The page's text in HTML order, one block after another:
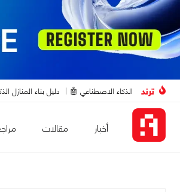
ترند الذكاء الاصطناعي 🤖 دليل بناء المنازل
أخبار مقالات